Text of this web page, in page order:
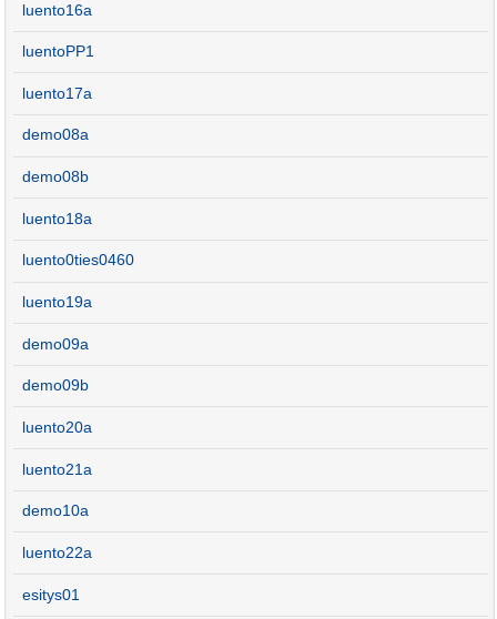
luento16a
luentoPP1
luento17a
demo08a
demo08b
luento18a
luento0ties0460
luento19a
demo09a
demo09b
luento20a
luento21a
demo10a
luento22a
esitys01